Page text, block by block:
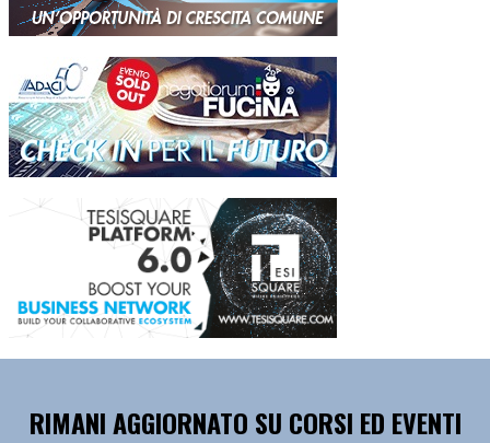
RIMANI AGGIORNATO SU CORSI ED EVENTI